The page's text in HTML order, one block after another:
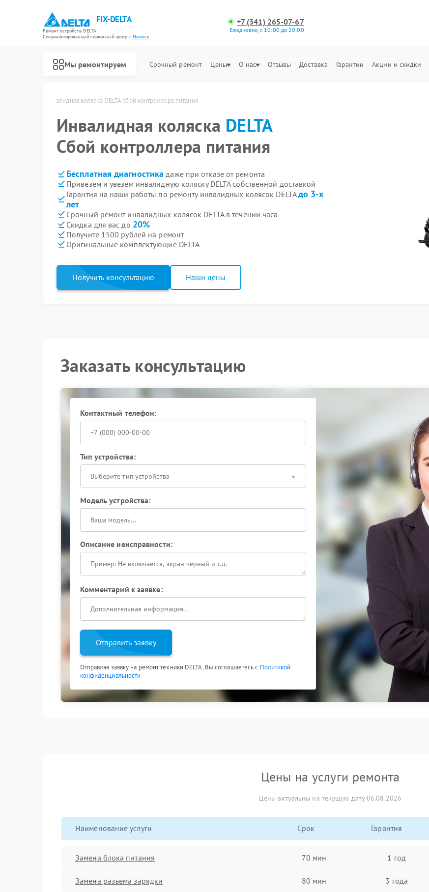
FIX-DELTA
Ремонт устройств DELTA
Специализированный cервисный центр г.Ижевск
+7 (341) 265-07-67
Ежедневно, с 10:00 до 20:00
Мы ремонтируем Срочный ремонт Цены О нас Отзывы Доставка Гарантии Акции и скидки
Инвалидная коляска DELTA сбой контроллера питания
Инвалидная коляска DELTA
Сбой контроллера питания
Бесплатная диагностика даже при отказе от ремонта
Привезем и увезем инвалидную коляску DELTA собственной доставкой
Гарантия на наши работы по ремонту инвалидных колясок DELTAдо 3-х
лет
Срочный ремонт инвалидных колясок DELTA в течении часа
Скидка для вас до 20%
Получите 1500 рублей на ремонт
Оригинальные комплектующие DELTA
Получить консультацию Наши цены
Заказать консультацию
Контактный телефон:
Тип устройства:
Выберите тип устройства
Модель устройства:
Описание неисправности:
Комментарий к заявке:
Отправить заявку
Отправляя заявку на ремонт техники DELTA, Вы соглашаетесь с Политикой
конфиденциальности
Цены на услуги ремонта
Цены актуальны на текущую дату 06.08.2026
Наименование услуги Срок Гарантия
Замена блока питания 70 мин 1 год
Замена разъема зарядки 80 мин 3 года